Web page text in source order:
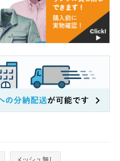
メッシュ無し